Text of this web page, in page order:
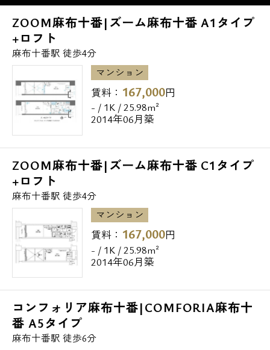
ZOOM麻布十番|ズーム麻布十番 A1タイプ
+ロフト
麻布十番駅 徒歩4分
マンション
賃料： 167,000円
- / 1K / 25.98m²
2014年06月築
ZOOM麻布十番|ズーム麻布十番 C1タイプ
+ロフト
麻布十番駅 徒歩4分
マンション
賃料： 167,000円
- / 1K / 25.98m²
2014年06月築
コンフォリア麻布十番|COMFORIA麻布十
番 A5タイプ
麻布十番駅 徒歩6分